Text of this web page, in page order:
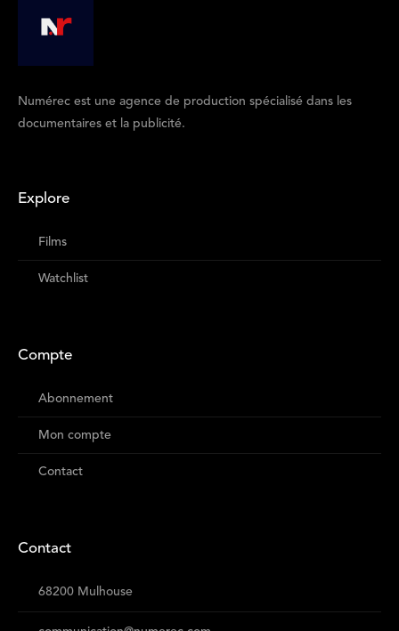
Numérec est une agence de production spécialisé dans les
documentaires et la publicité.
Explore
Films
Watchlist
Compte
Abonnement
Mon compte
Contact
Contact
68200 Mulhouse